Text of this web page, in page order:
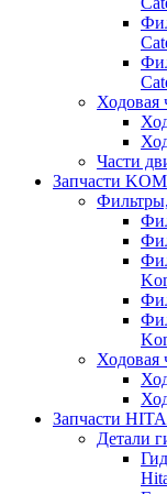
Ходовая
Части
Запчасти
Ходовая
Запчасти
Детали